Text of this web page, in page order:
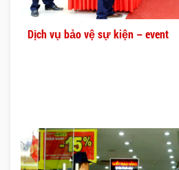
Dịch vụ bảo vệ sự kiện – event